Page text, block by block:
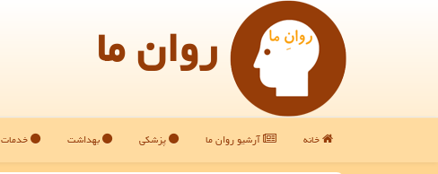
روان ما
خانه آرشیو روان ما پزشکی بهداشت خدمات